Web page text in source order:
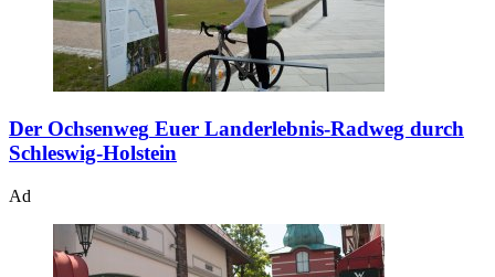
Der Ochsenweg Euer Landerlebnis-Radweg durch
Schleswig-Holstein
Ad